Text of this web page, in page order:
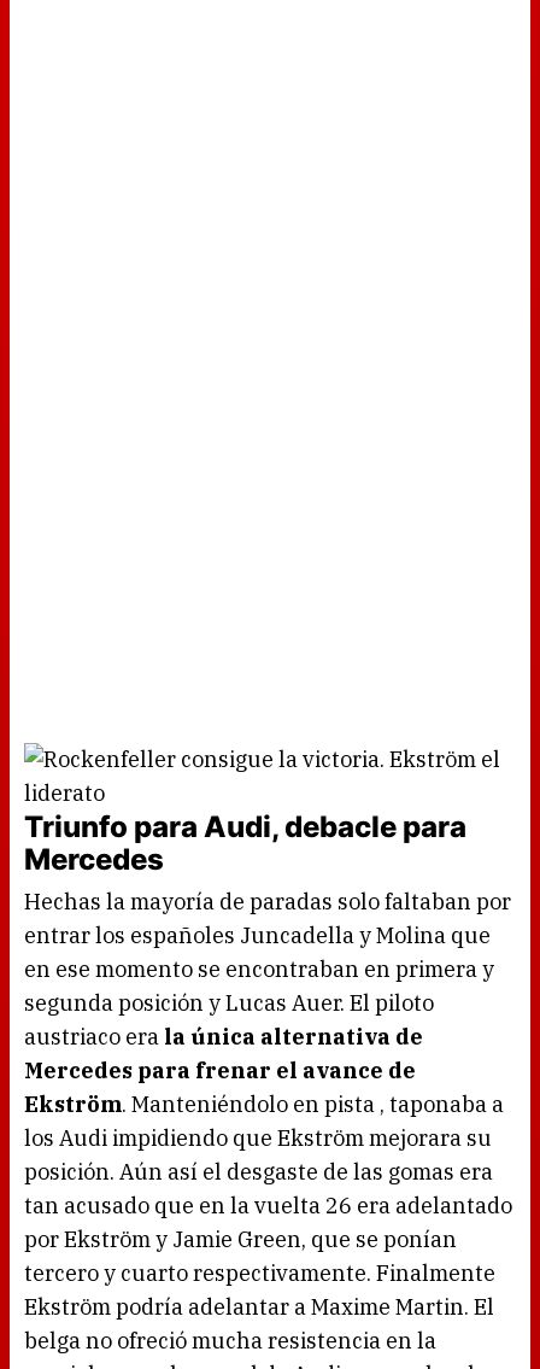
Triunfo para Audi, debacle para
Mercedes
Hechas la mayoría de paradas solo faltaban por
entrar los españoles Juncadella y Molina que
en ese momento se encontraban en primera y
segunda posición y Lucas Auer. El piloto
austriaco era la única alternativa de
Mercedes para frenar el avance de
Ekström. Manteniéndolo en pista , taponaba a
los Audi impidiendo que Ekström mejorara su
posición. Aún así el desgaste de las gomas era
tan acusado que en la vuelta 26 era adelantado
por Ekström y Jamie Green, que se ponían
tercero y cuarto respectivamente. Finalmente
Ekström podría adelantar a Maxime Martin. El
belga no ofreció mucha resistencia en la